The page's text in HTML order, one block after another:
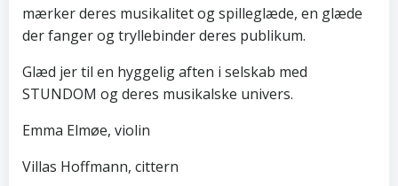
mærker deres musikalitet og spilleglæde, en glæde
der fanger og tryllebinder deres publikum.
Glæd jer til en hyggelig aften i selskab med
STUNDOM og deres musikalske univers.
Emma Elmøe, violin
Villas Hoffmann, cittern